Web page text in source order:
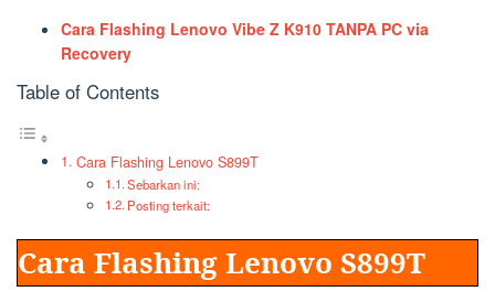
Cara Flashing Lenovo Vibe Z K910 TANPA PC via
Recovery
Table of Contents
Cara Flashing Lenovo S899T
Sebarkan ini:
Posting terkait:
Cara Flashing Lenovo S899T